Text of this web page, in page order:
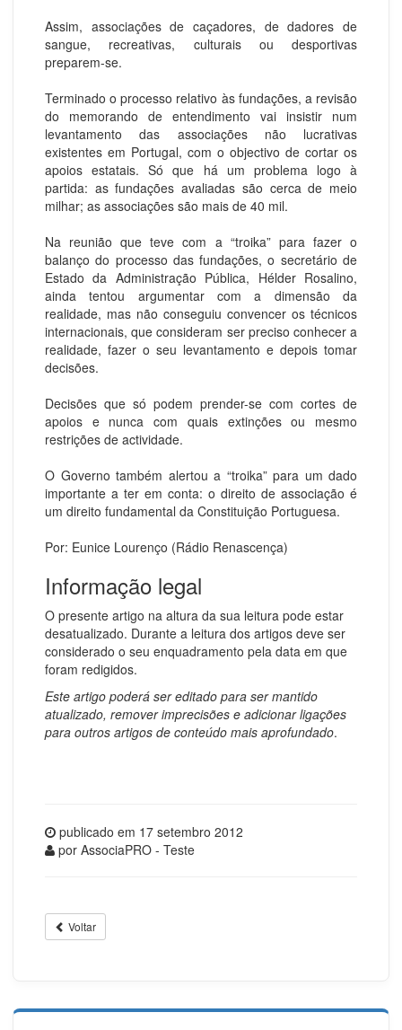
Assim, associações de caçadores, de dadores de
sangue, recreativas, culturais ou desportivas
preparem-se.
Terminado o processo relativo às fundações, a revisão
do memorando de entendimento vai insistir num
levantamento das associações não lucrativas
existentes em Portugal, com o objectivo de cortar os
apoios estatais. Só que há um problema logo à
partida: as fundações avaliadas são cerca de meio
milhar; as associações são mais de 40 mil.
Na reunião que teve com a “troika” para fazer o
balanço do processo das fundações, o secretário de
Estado da Administração Pública, Hélder Rosalino,
ainda tentou argumentar com a dimensão da
realidade, mas não conseguiu convencer os técnicos
internacionais, que consideram ser preciso conhecer a
realidade, fazer o seu levantamento e depois tomar
decisões.
Decisões que só podem prender-se com cortes de
apoios e nunca com quais extinções ou mesmo
restrições de actividade.
O Governo também alertou a “troika” para um dado
importante a ter em conta: o direito de associação é
um direito fundamental da Constituição Portuguesa.
Por: Eunice Lourenço (Rádio Renascença)
Informação legal
O presente artigo na altura da sua leitura pode estar
desatualizado. Durante a leitura dos artigos deve ser
considerado o seu enquadramento pela data em que
foram redigidos.
Este artigo poderá ser editado para ser mantido
atualizado, remover imprecisões e adicionar ligações
para outros artigos de conteúdo mais aprofundado.
publicado em 17 setembro 2012
por AssociaPRO - Teste
Voltar